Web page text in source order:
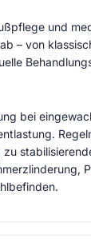
und
– von
bei